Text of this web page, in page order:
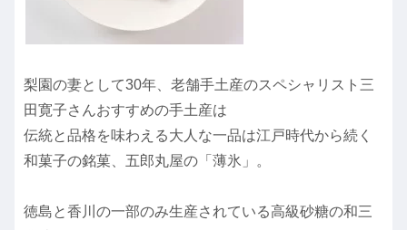
梨園の妻として30年、老舗手土産のスペシャリスト三
田寛子さんおすすめの手土産は
伝統と品格を味わえる大人な一品は江戸時代から続く
和菓子の銘菓、五郎丸屋の「薄氷」。
徳島と香川の一部のみ生産されている高級砂糖の和三